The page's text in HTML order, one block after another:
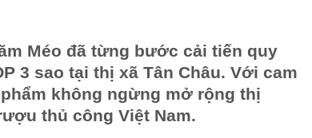
Méo đã từng bước cải tiến quy
3 sao tại thị xã Tân Châu. Với cam
không ngừng mở rộng thị
thủ công Việt Nam.